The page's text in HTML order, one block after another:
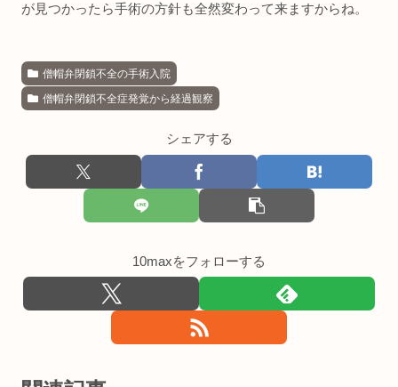
が見つかったら手術の方針も全然変わって来ますからね。
僧帽弁閉鎖不全の手術入院
僧帽弁閉鎖不全症発覚から経過観察
シェアする
10maxをフォローする